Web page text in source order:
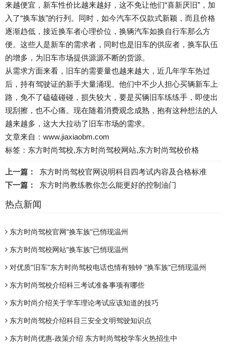
来越便宜，新车性价比越来越好，这不免让他们“喜新厌旧”，加
入了“换车族”的行列。同时，如今汽车不仅款式新颖，而且价格
逐渐趋低，接近换车者心理价位，换辆汽车如换自行车那么方
便。这些人是新车的需求者，同时也是旧车的供应者，换车队伍
的增多，为旧车市场提供源源不断的货源。
从需求方面来看，旧车的需要量也越来越大，近几年学车热过
后，持有驾驶证的新手大量涌现。他们中不少人担心买辆新车上
路，免不了磕磕碰碰，损失较大，要是买辆旧车练练手，即使出
现刮擦，也不心痛。现在随着消费观念成熟，抱有这种想法的人
越来越多，这大大拉动了旧车市场的需求。
文章来自：www.jiaxiaobm.com
标签：东方时尚驾校,东方时尚驾校网站,东方时尚驾校价格
上一篇：
东方时尚驾校官网说明科目四考试内容及合格标准
下一篇：
东方时尚教练教你怎么能更好的控制油门
热点新闻
东方时尚驾校官网"换车族"已悄现温州
东方时尚驾校网站"换车族"已悄现温州
对优质"旧车"东方时尚驾校电话也情有独钟 "换车族"已悄现温州
东方时尚驾校介绍科三考试准备事项有哪些
东方时尚介绍关于学车理论考试应该知道的技巧
东方时尚驾校介绍科目三安全文明驾驶知识点
东方时尚优惠-政策介绍 东方时尚驾校学车火热招生中